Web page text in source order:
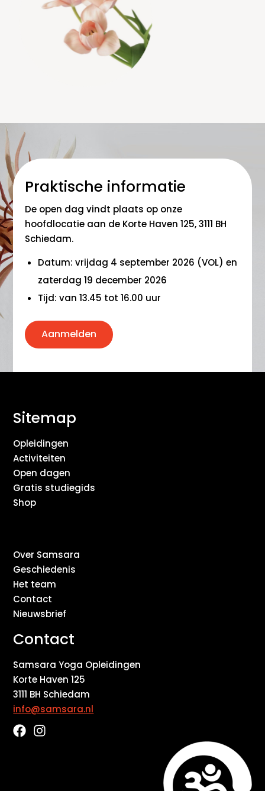
Praktische informatie
De open dag vindt plaats op onze
hoofdlocatie aan de Korte Haven 125, 3111 BH
Schiedam.
Datum: vrijdag 4 september 2026 (VOL) en
zaterdag 19 december 2026
Tijd: van 13.45 tot 16.00 uur
Aanmelden
Sitemap
Opleidingen
Activiteiten
Open dagen
Gratis studiegids
Shop
Over Samsara
Geschiedenis
Het team
Contact
Nieuwsbrief
Contact
Samsara Yoga Opleidingen
Korte Haven 125
3111 BH Schiedam
info@samsara.nl
F
I